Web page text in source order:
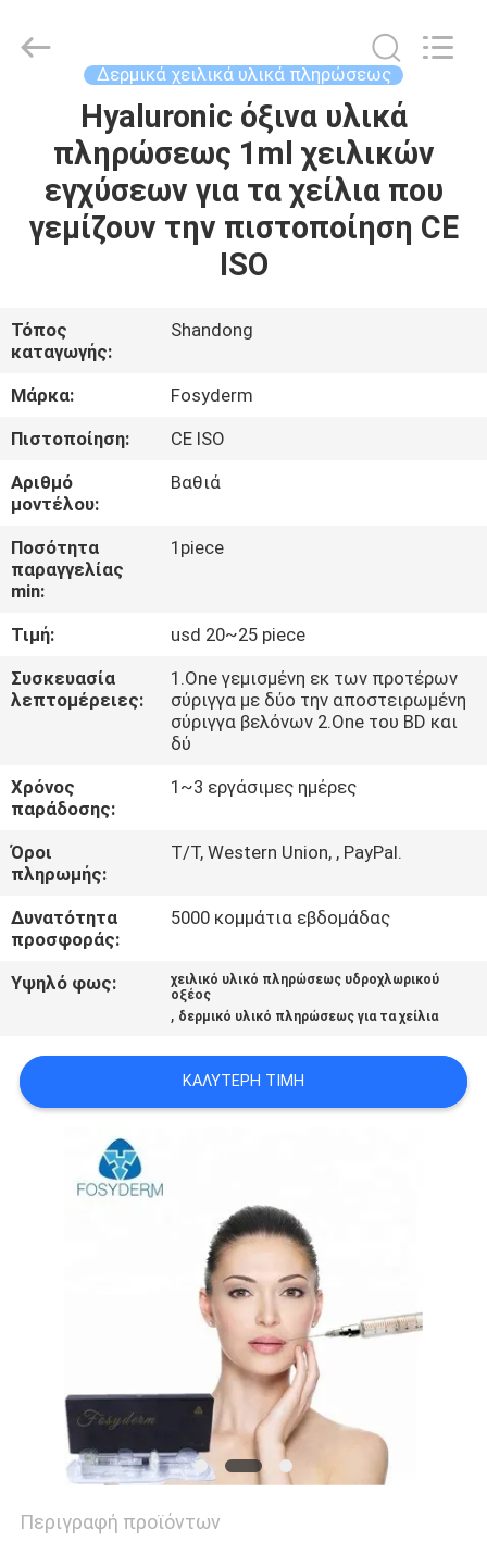
ΠΡΟΪΌΝΤΑ
ΣΧΕΤΙΚΆ
ΕΜΆΣ
ΕΠΙΣΚΈΨΕΙΣ
ΣΤΟ
ΕΡΓΟΣΤΆΣΙΟ
ΈΛΕΓΧΟΣ
ΠΟΙΌΤΗΤΑΣ
ΕΠΙΚΟΙΝΩΝΉΣΤΕ
ΜΑΖΊ
ΕΙΔΉΣΕΙΣ
ΥΠΟΘΈΣΕΙΣ
ΖΗΤΉΣΤΕ
ΜΙΑ
ΠΡΟΣΦΟΡΆ
SHOPPING
ONLINE
SITEMAP
International
Trading
Δερμικά χειλικά υλικά πληρώσεως
Hyaluronic όξινα υλικά
πληρώσεως 1ml χειλικών
εγχύσεων για τα χείλια που
γεμίζουν την πιστοποίηση CE
ISO
Τόπος
καταγωγής:
Shandong
Μάρκα:
Fosyderm
Πιστοποίηση:
CE ISO
Αριθμό
μοντέλου:
Βαθιά
Ποσότητα
παραγγελίας
min:
1piece
Τιμή:
usd 20~25 piece
Συσκευασία
λεπτομέρειες:
1.One γεμισμένη εκ των προτέρων
σύριγγα με δύο την αποστειρωμένη
σύριγγα βελόνων 2.One του BD και
δύ
Χρόνος
παράδοσης:
1~3 εργάσιμες ημέρες
Όροι
πληρωμής:
T/T, Western Union, , PayPal.
Δυνατότητα
προσφοράς:
5000 κομμάτια εβδομάδας
Υψηλό φως:
χειλικό υλικό πληρώσεως υδροχλωρικού
οξέος
, δερμικό υλικό πληρώσεως για τα χείλια
ΚΑΛΎΤΕΡΗ ΤΙΜΉ
Περιγραφή προϊόντων